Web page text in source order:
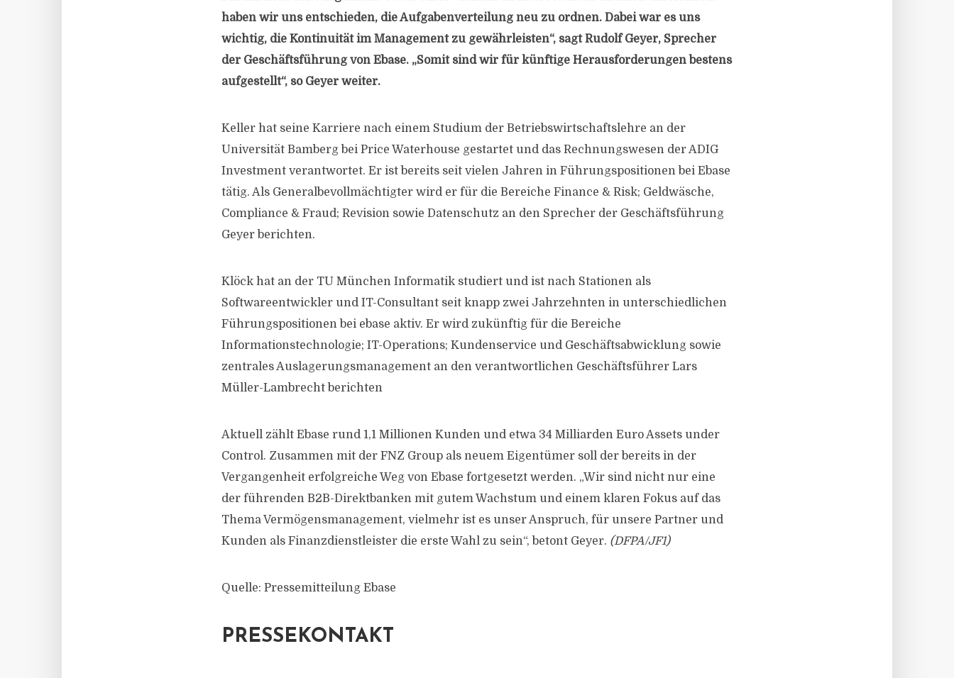
haben wir uns entschieden, die Aufgabenverteilung neu zu ordnen. Dabei war es uns
wichtig, die Kontinuität im Management zu gewährleisten“, sagt Rudolf Geyer, Sprecher
der Geschäftsführung von Ebase. „Somit sind wir für künftige Herausforderungen bestens
aufgestellt“, so Geyer weiter.
Keller hat seine Karriere nach einem Studium der Betriebswirtschaftslehre an der
Universität Bamberg bei Price Waterhouse gestartet und das Rechnungswesen der ADIG
Investment verantwortet. Er ist bereits seit vielen Jahren in Führungspositionen bei Ebase
tätig. Als Generalbevollmächtigter wird er für die Bereiche Finance & Risk; Geldwäsche,
Compliance & Fraud; Revision sowie Datenschutz an den Sprecher der Geschäftsführung
Geyer berichten.
Klöck hat an der TU München Informatik studiert und ist nach Stationen als
Softwareentwickler und IT-Consultant seit knapp zwei Jahrzehnten in unterschiedlichen
Führungspositionen bei ebase aktiv. Er wird zukünftig für die Bereiche
Informationstechnologie; IT-Operations; Kundenservice und Geschäftsabwicklung sowie
zentrales Auslagerungsmanagement an den verantwortlichen Geschäftsführer Lars
Müller-Lambrecht berichten
Aktuell zählt Ebase rund 1,1 Millionen Kunden und etwa 34 Milliarden Euro Assets under
Control. Zusammen mit der FNZ Group als neuem Eigentümer soll der bereits in der
Vergangenheit erfolgreiche Weg von Ebase fortgesetzt werden. „Wir sind nicht nur eine
der führenden B2B-Direktbanken mit gutem Wachstum und einem klaren Fokus auf das
Thema Vermögensmanagement, vielmehr ist es unser Anspruch, für unsere Partner und
Kunden als Finanzdienstleister die erste Wahl zu sein“, betont Geyer. (DFPA/JF1)
Quelle: Pressemitteilung Ebase
PRESSEKONTAKT